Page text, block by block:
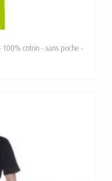
coton - sans poche -